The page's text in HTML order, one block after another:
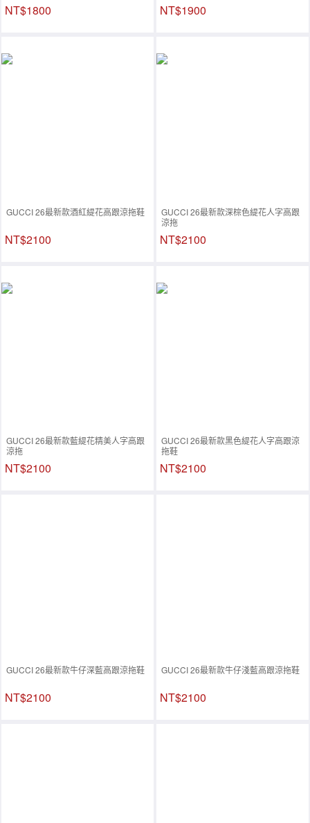
NT$1800 NT$1900
GUCCI 26最新款酒紅緹花高跟涼拖鞋
NT$2100
GUCCI 26最新款深棕色緹花人字高跟
涼拖
NT$2100
GUCCI 26最新款藍緹花精美人字高跟
涼拖
NT$2100
GUCCI 26最新款黑色緹花人字高跟涼
拖鞋
NT$2100
GUCCI 26最新款牛仔深藍高跟涼拖鞋
NT$2100
GUCCI 26最新款牛仔淺藍高跟涼拖鞋
NT$2100